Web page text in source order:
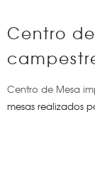
Centro
Centro de Mesa
mesas realizados